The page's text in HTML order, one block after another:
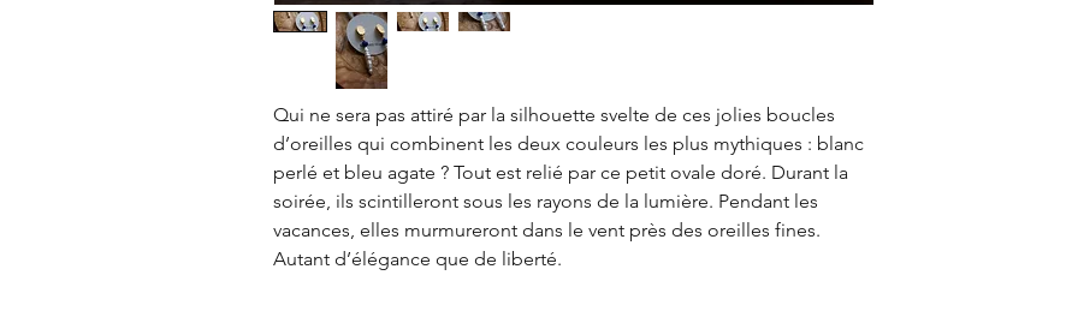
Qui ne sera pas attiré par la silhouette svelte de ces jolies boucles
d’oreilles qui combinent les deux couleurs les plus mythiques : blanc
perlé et bleu agate ? Tout est relié par ce petit ovale doré. Durant la
soirée, ils scintilleront sous les rayons de la lumière. Pendant les
vacances, elles murmureront dans le vent près des oreilles fines.
Autant d’élégance que de liberté.